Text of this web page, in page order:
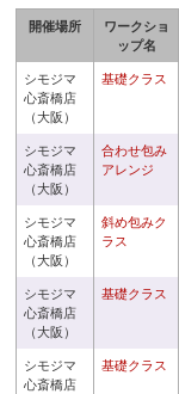
開催場所
ワークショ
ップ名
シモジマ
心斎橋店
（大阪）
基礎クラス
シモジマ
心斎橋店
（大阪）
合わせ包み
アレンジ
シモジマ
心斎橋店
（大阪）
斜め包みク
ラス
シモジマ
心斎橋店
（大阪）
基礎クラス
シモジマ
心斎橋店
基礎クラス